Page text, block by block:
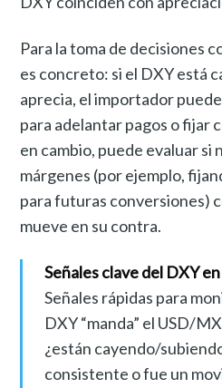
Para la toma de decisiones
es concreto: si el DXY está
aprecia, el importador
para adelantar pagos o fijar
en cambio, puede evaluar
márgenes (por ejemplo,
para futuras conversiones)
mueve en su contra.
Señales clave del DXY
Señales rápidas para
DXY “manda” el USD/
¿están cayendo/
consistente o fue un